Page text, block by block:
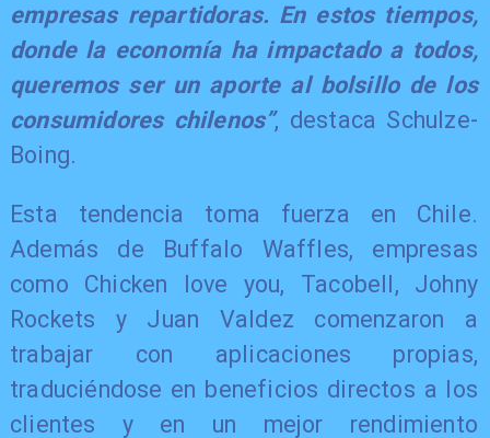
empresas repartidoras. En estos tiempos,
donde la economía ha impactado a todos,
queremos ser un aporte al bolsillo de los
consumidores chilenos”, destaca Schulze-
Boing.
Esta tendencia toma fuerza en Chile.
Además de Buffalo Waffles, empresas
como Chicken love you, Tacobell, Johny
Rockets y Juan Valdez comenzaron a
trabajar con aplicaciones propias,
traduciéndose en beneficios directos a los
clientes y en un mejor rendimiento